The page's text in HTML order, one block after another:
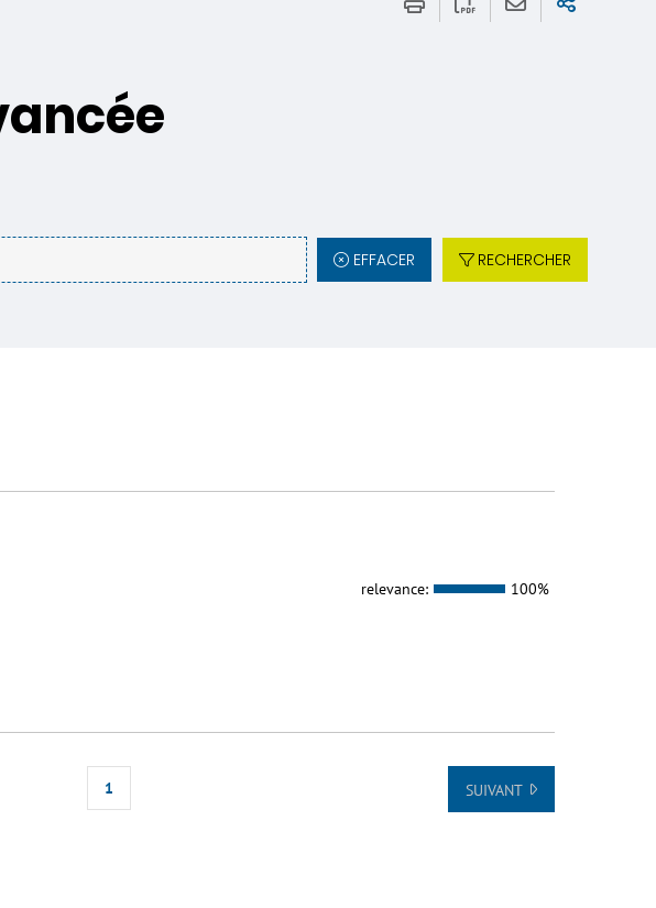
EFFACER RECHERCHER
relevance: 100%
1 SUIVANT